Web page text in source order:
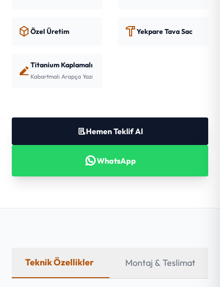
Özel Üretim Yekpare Tava Sac
Titanium Kaplamalı
Kabartmalı Arapça Yazı
Hemen Teklif Al
WhatsApp
Teknik Özellikler Montaj & Teslimat